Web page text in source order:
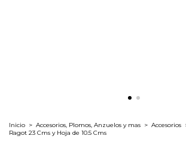
Inicio > Accesorios, Plomos, Anzuelos y mas > Accesorios
Ragot 23 Cms y Hoja de 10.5 Cms